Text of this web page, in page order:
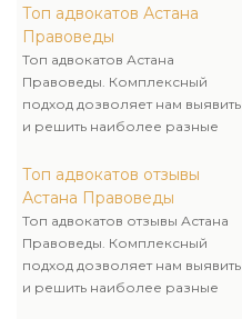
практической деятельности,
знание и опыт дают
возможность преодолеть
любые затруднения.
Топ адвокатов Астана
Правоведы
Топ адвокатов Астана
Правоведы. Комплексный
подход дозволяет нам выявить
и решить наиболее разные
практической деятельности,
знание и опыт дают
возможность преодолеть
любые затруднения.
Топ адвокатов отзывы
Астана Правоведы
Топ адвокатов отзывы Астана
Правоведы. Комплексный
подход дозволяет нам выявить
и решить наиболее разные